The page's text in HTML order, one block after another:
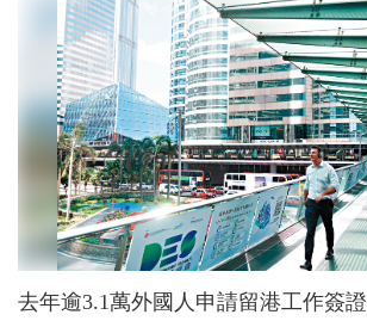
去年逾3.1萬外國人申請留港工作簽證 美裔人士：港